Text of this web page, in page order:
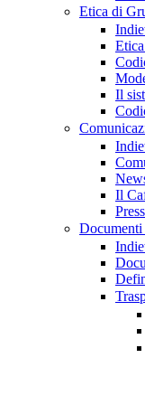
Etica di
Il
Il